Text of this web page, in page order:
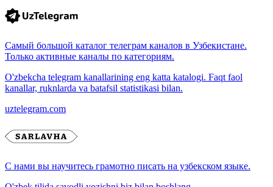
Самый большой каталог телеграм каналов в Узбекистане.
Только активные каналы по категориям.
O'zbekcha telegram kanallarining eng katta katalogi. Faqt faol
kanallar, ruknlarda va batafsil statistikasi bilan.
uztelegram.com
С нами вы научитесь грамотно писать на узбекском языке.